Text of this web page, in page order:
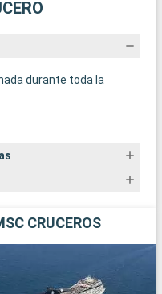
durante toda la
CRUCEROS